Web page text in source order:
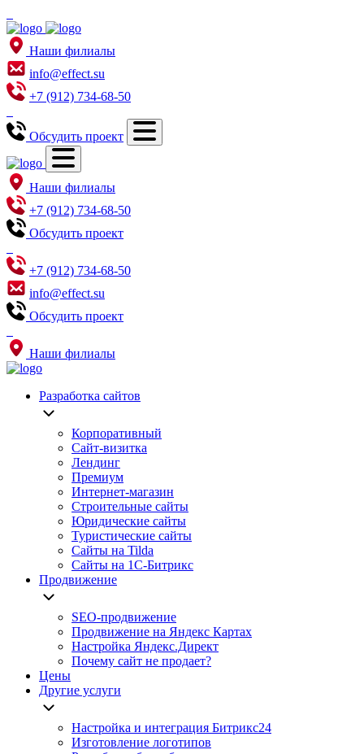
Наши филиалы
info@effect.su
+7 (912) 734-68-50
Обсудить проект
Наши филиалы
+7 (912) 734-68-50
Обсудить проект
+7 (912) 734-68-50
info@effect.su
Обсудить проект
Наши филиалы
Разработка сайтов
Корпоративный
Сайт-визитка
Лендинг
Премиум
Интернет-магазин
Строительные сайты
Юридические сайты
Туристические сайты
Сайты на Tilda
Сайты на 1С-Битрикс
Продвижение
SEO-продвижение
Продвижение на Яндекс Картах
Настройка Яндекс.Директ
Почему сайт не продает?
Цены
Другие услуги
Настройка и интеграция Битрикс24
Изготовление логотипов